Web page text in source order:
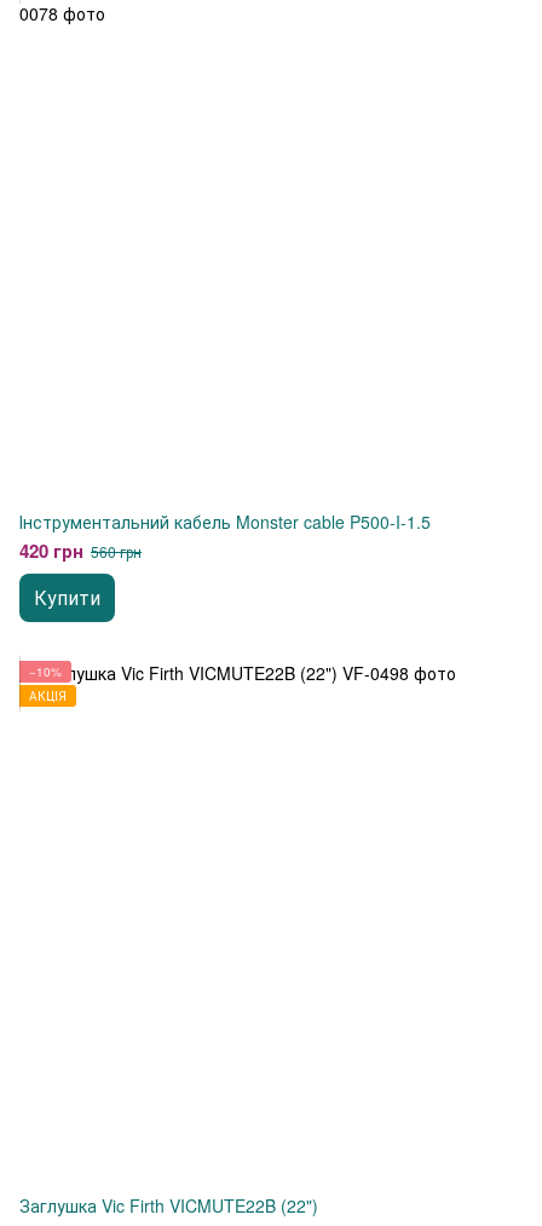
Інструментальний кабель Monster cable P500-I-1.5
420 грн 560 грн
Купити
−10%
АКЦІЯ
Заглушка Vic Firth VICMUTE22B (22")